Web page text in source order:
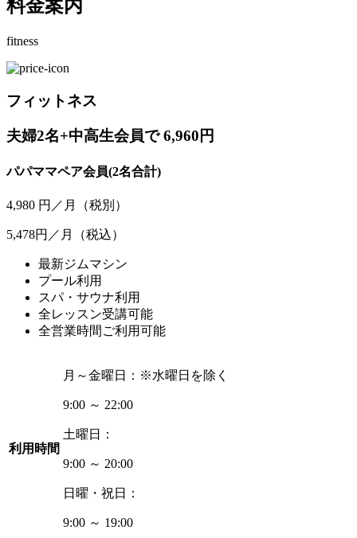
料金案内
fitness
フィットネス
夫婦2名+中高生会員で 6,960円
パパママペア会員(2名合計)
4,980 円／月 （税別）
5,478円／月 （税込）
最新ジムマシン
プール利用
スパ・サウナ利用
全レッスン受講可能
全営業時間ご利用可能
利用時間
月～金曜日： ※水曜日を除く
9:00 ～ 22:00
土曜日：
9:00 ～ 20:00
日曜・祝日：
9:00 ～ 19:00